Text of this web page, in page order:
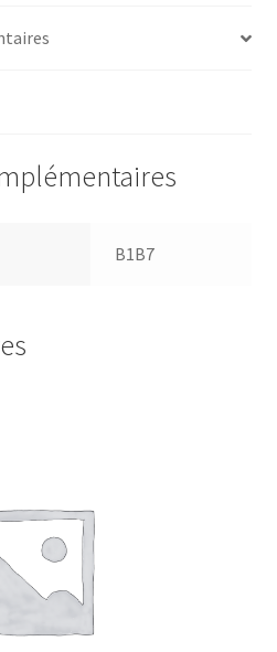
B1B7